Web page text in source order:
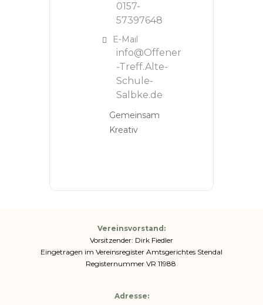
0157-
57397648
E-Mail
info@Offener
-Treff.Alte-
Schule-
Salbke.de
Gemeinsam
Kreativ
Vereinsvorstand:
Vorsitzender: Dirk Fiedler
Eingetragen im Vereinsregister Amtsgerichtes Stendal
Registernummer VR 11988
Adresse: